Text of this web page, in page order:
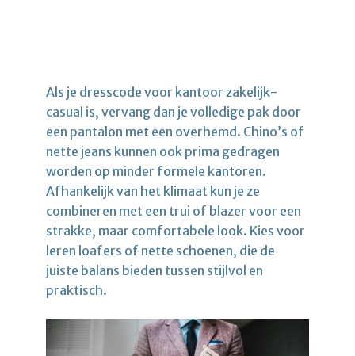
Als je dresscode voor kantoor zakelijk-
casual is, vervang dan je volledige pak door
een pantalon met een overhemd. Chino’s of
nette jeans kunnen ook prima gedragen
worden op minder formele kantoren.
Afhankelijk van het klimaat kun je ze
combineren met een trui of blazer voor een
strakke, maar comfortabele look. Kies voor
leren loafers of nette schoenen, die de
juiste balans bieden tussen stijlvol en
praktisch.